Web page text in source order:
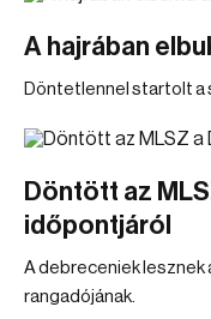
A hajrában
Döntetlennel startolt a
Döntött az
időpontjáról
A debreceniek lesznek
rangadójának.